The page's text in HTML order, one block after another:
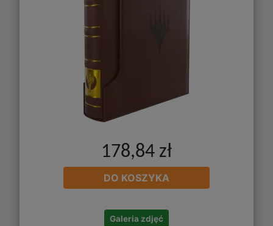
178,84 zł
DO KOSZYKA
Galeria zdjęć